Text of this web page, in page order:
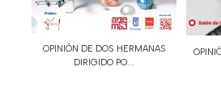
OPINIÓN DE DOS HERMANAS
DIRIGIDO PO...